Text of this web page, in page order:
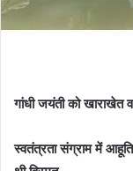
गांधी जयंती को खाराखेत
स्वतंत्रता संग्राम में आहूति